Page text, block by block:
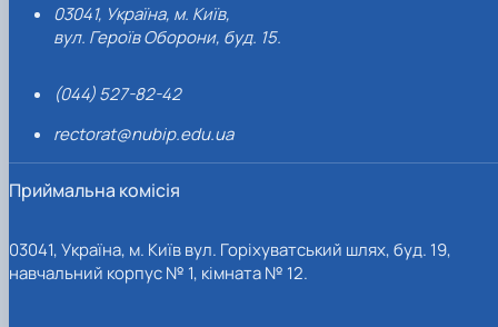
03041, Україна, м. Київ,
вул. Героїв Оборони, буд. 15.
(044) 527-82-42
rectorat@nubip.edu.ua
Приймальна комісія
03041, Україна, м. Київ вул. Горіхуватський шлях, буд. 19,
навчальний корпус № 1, кімната № 12.